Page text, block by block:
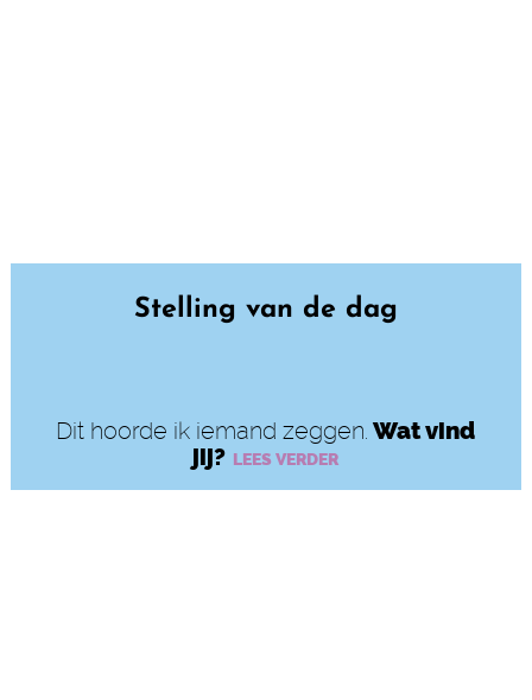
Stelling van de dag
Dit hoorde ik iemand zeggen. Wat vind
jij? LEES VERDER